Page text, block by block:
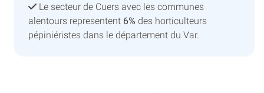
Le secteur de Cuers avec les communes
alentours representent 6% des horticulteurs
pépiniéristes dans le département du Var.